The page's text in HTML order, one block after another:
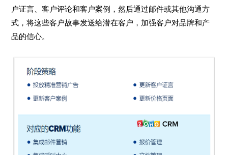
户证言、客户评论和客户案例，然后通过邮件或其他沟通方
式，将这些客户故事发送给潜在客户，加强客户对品牌和产
品的信心。